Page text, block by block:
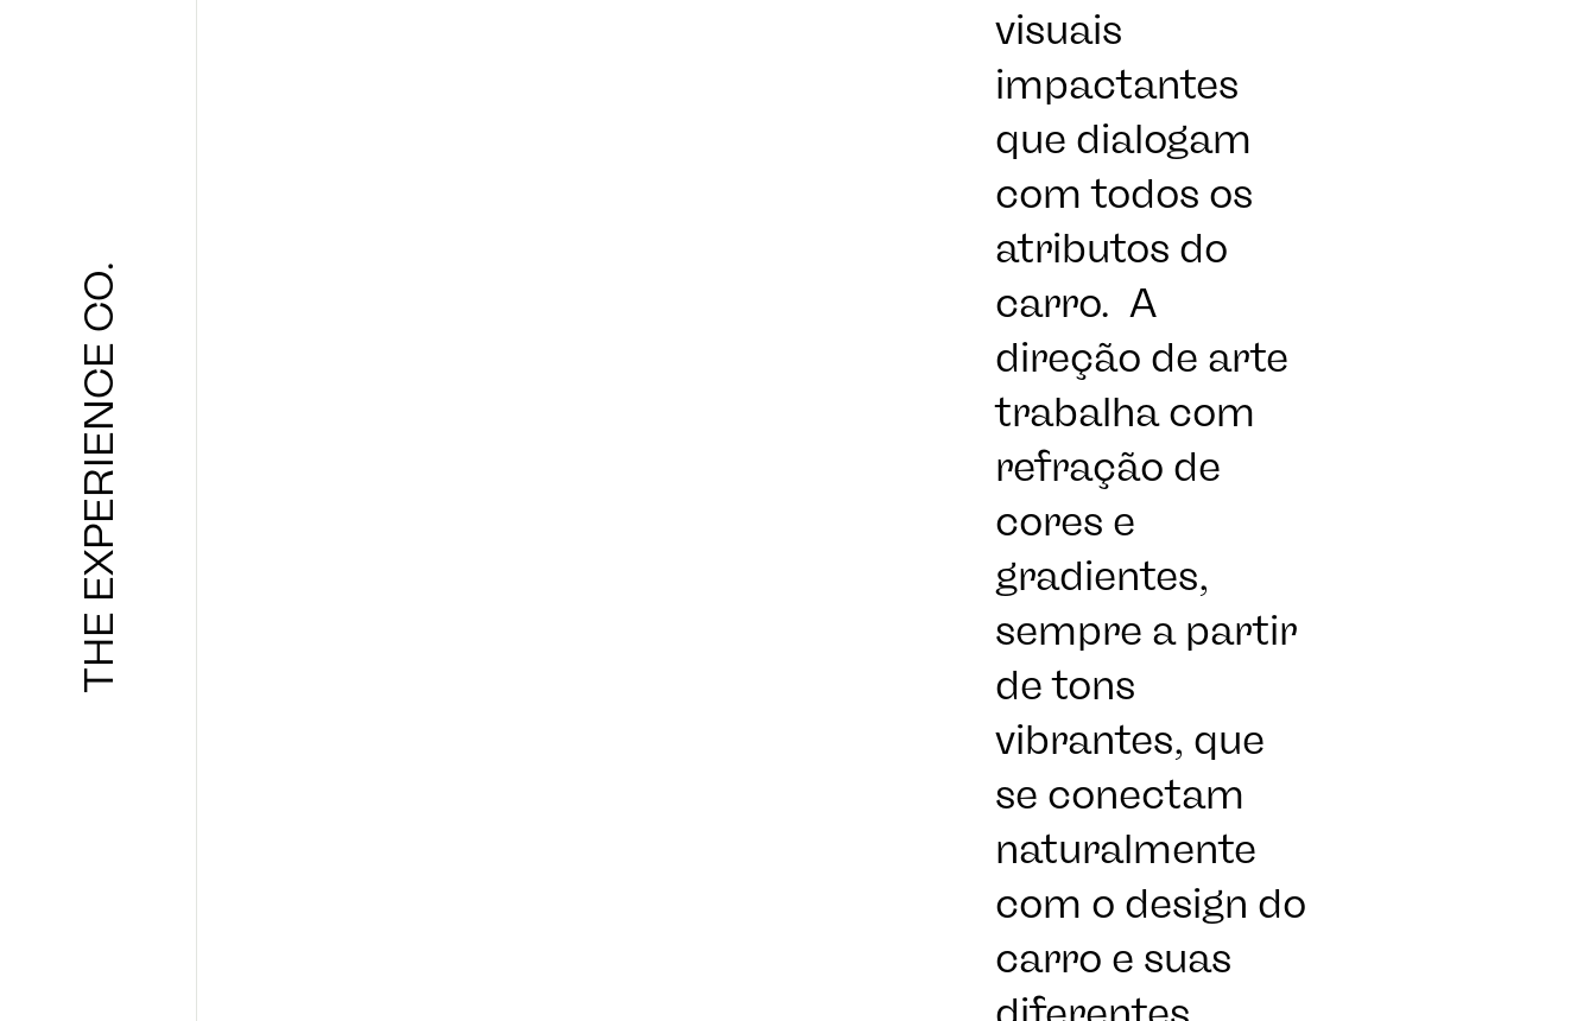
THE EXPERIENCE CO. PROJETOS
visuais
impactantes
que dialogam
com todos os
atributos do
carro. A
direção de arte
trabalha com
refração de
cores e
gradientes,
sempre a partir
de tons
vibrantes, que
se conectam
naturalmente
com o design do
carro e suas